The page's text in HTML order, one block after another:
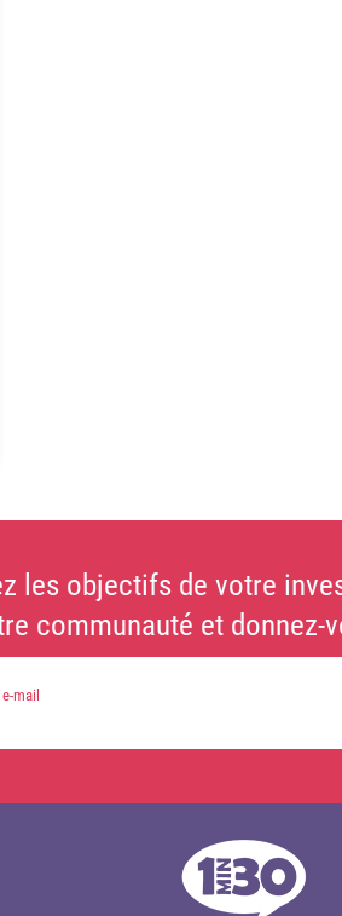
les objectifs de votre
communauté et donnez-